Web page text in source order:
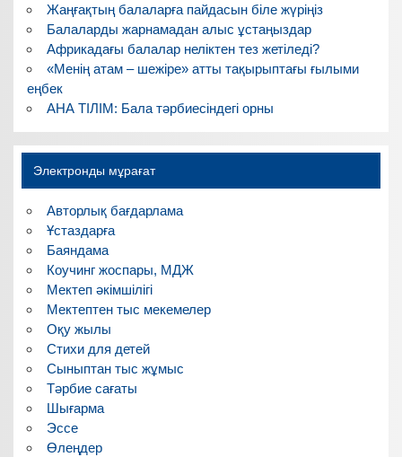
Жаңғақтың балаларға пайдасын біле жүріңіз
Балаларды жарнамадан алыс ұстаңыздар
Африкадағы балалар неліктен тез жетіледі?
«Менің атам – шежіре» атты тақырыптағы ғылыми
еңбек
АНА ТІЛІМ: Бала тәрбиесіндегі орны
Электронды мұрағат
Авторлық бағдарлама
Ұстаздарға
Баяндама
Коучинг жоспары, МДЖ
Мектеп әкімшілігі
Мектептен тыс мекемелер
Оқу жылы
Стихи для детей
Сыныптан тыс жұмыс
Тәрбие сағаты
Шығарма
Эссе
Өлеңдер